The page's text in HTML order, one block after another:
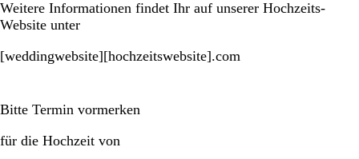
Weitere Informationen findet Ihr auf unserer Hochzeits-
Website unter
[weddingwebsite][hochzeitswebsite].com
Bitte Termin vormerken
für die Hochzeit von